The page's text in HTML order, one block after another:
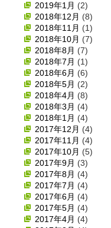
2019年1月 (2)
2018年12月 (8)
2018年11月 (1)
2018年10月 (7)
2018年8月 (7)
2018年7月 (1)
2018年6月 (6)
2018年5月 (2)
2018年4月 (8)
2018年3月 (4)
2018年1月 (4)
2017年12月 (4)
2017年11月 (4)
2017年10月 (5)
2017年9月 (3)
2017年8月 (4)
2017年7月 (4)
2017年6月 (4)
2017年5月 (4)
2017年4月 (4)